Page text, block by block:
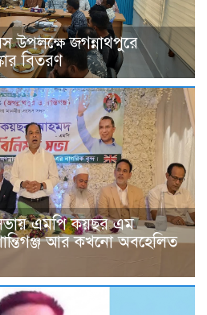
উপলক্ষে জগন্নাথপুরে
বিতরণ
এমপি কয়ছর এম
আর কখনো অবহেলিত